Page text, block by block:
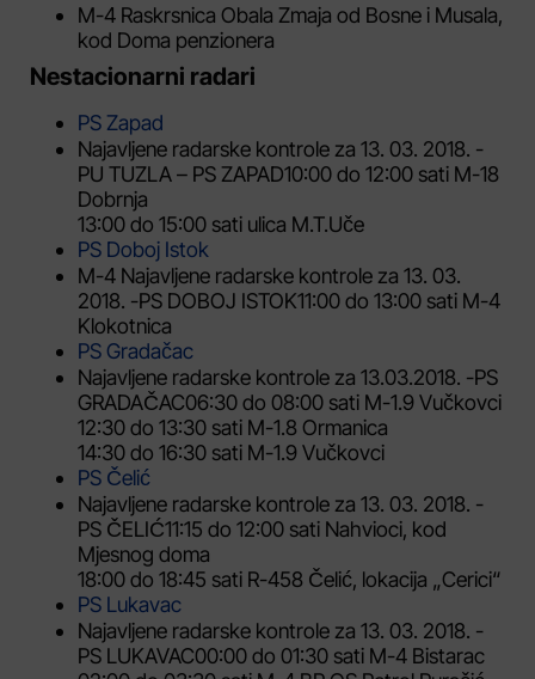
M-4 Raskrsnica Obala Zmaja od Bosne i Musala,
kod Doma penzionera
Nestacionarni radari
PS Zapad
Najavljene radarske kontrole za 13. 03. 2018. -
PU TUZLA – PS ZAPAD10:00 do 12:00 sati M-18
Dobrnja
13:00 do 15:00 sati ulica M.T.Uče
PS Doboj Istok
M-4 Najavljene radarske kontrole za 13. 03.
2018. -PS DOBOJ ISTOK11:00 do 13:00 sati M-4
Klokotnica
PS Gradačac
Najavljene radarske kontrole za 13.03.2018. -PS
GRADAČAC06:30 do 08:00 sati M-1.9 Vučkovci
12:30 do 13:30 sati M-1.8 Ormanica
14:30 do 16:30 sati M-1.9 Vučkovci
PS Čelić
Najavljene radarske kontrole za 13. 03. 2018. -
PS ČELIĆ11:15 do 12:00 sati Nahvioci, kod
Mjesnog doma
18:00 do 18:45 sati R-458 Čelić, lokacija „Cerici“
PS Lukavac
Najavljene radarske kontrole za 13. 03. 2018. -
PS LUKAVAC00:00 do 01:30 sati M-4 Bistarac